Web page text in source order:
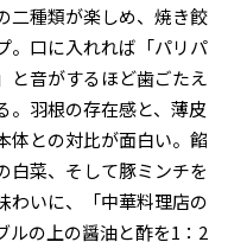
二種類が楽しめ、焼き餃
。口に入れれば「パリパ
と音がするほど歯ごたえ
。羽根の存在感と、薄皮
体との対比が面白い。餡
白菜、そして豚ミンチを
わいに、「中華料理店の
ルの上の醤油と酢を1：2